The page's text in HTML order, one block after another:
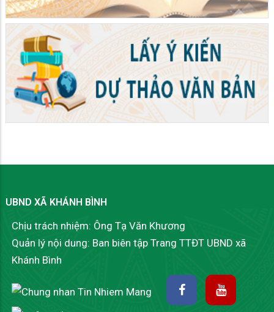
UBND XÃ KHÁNH BÌNH
Chịu trách nhiệm: Ông Tạ Văn Khương
Quản lý nội dung: Ban biên tập Trang TTĐT UBND xã
Khánh Bình